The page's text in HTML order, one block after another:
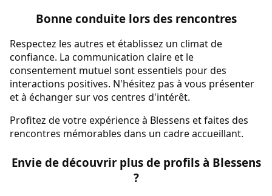
Bonne conduite lors des rencontres
Respectez les autres et établissez un climat de
confiance. La communication claire et le
consentement mutuel sont essentiels pour des
interactions positives. N'hésitez pas à vous présenter
et à échanger sur vos centres d'intérêt.
Profitez de votre expérience à Blessens et faites des
rencontres mémorables dans un cadre accueillant.
Envie de découvrir plus de profils à Blessens
?